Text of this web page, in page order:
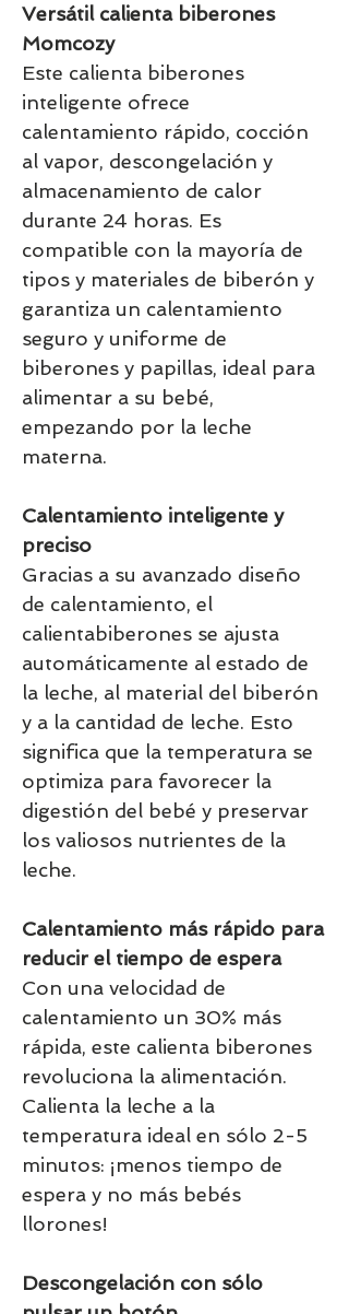
Versátil calienta biberones
Momcozy
Este calienta biberones
inteligente ofrece
calentamiento rápido, cocción
al vapor, descongelación y
almacenamiento de calor
durante 24 horas. Es
compatible con la mayoría de
tipos y materiales de biberón y
garantiza un calentamiento
seguro y uniforme de
biberones y papillas, ideal para
alimentar a su bebé,
empezando por la leche
materna.
Calentamiento inteligente y
preciso
Gracias a su avanzado diseño
de calentamiento, el
calientabiberones se ajusta
automáticamente al estado de
la leche, al material del biberón
y a la cantidad de leche. Esto
significa que la temperatura se
optimiza para favorecer la
digestión del bebé y preservar
los valiosos nutrientes de la
leche.
Calentamiento más rápido para
reducir el tiempo de espera
Con una velocidad de
calentamiento un 30% más
rápida, este calienta biberones
revoluciona la alimentación.
Calienta la leche a la
temperatura ideal en sólo 2-5
minutos: ¡menos tiempo de
espera y no más bebés
llorones!
Descongelación con sólo